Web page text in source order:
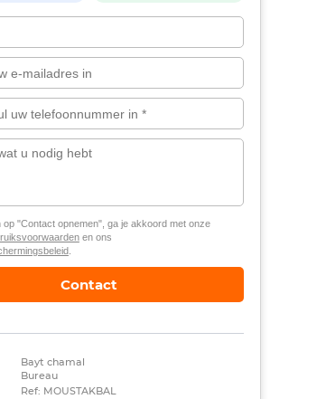
op "Contact opnemen", ga je akkoord met onze
en ons
Contact
Bayt chamal
Bureau
Ref: MOUSTAKBAL